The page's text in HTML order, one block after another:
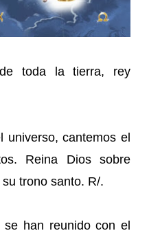
toda la tierra, rey
universo, cantemos el
Reina Dios sobre
trono santo. R/.
han reunido con el